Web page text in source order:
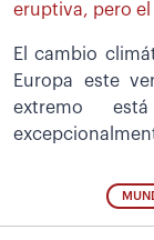
eruptiva, pero
El cambio
Europa este
extremo